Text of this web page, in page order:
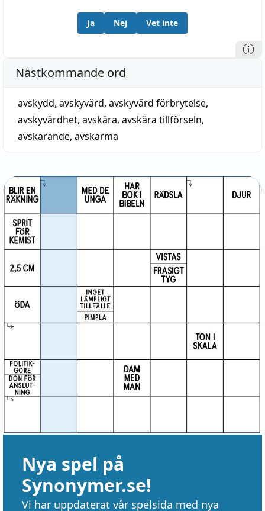
Ja Nej Vet inte
Nästkommande ord
avskydd, avskyvärd, avskyvärd förbrytelse,
avskyvärdhet, avskära, avskära tillförseln,
avskärande, avskärma
Nya spel på
Synonymer.se!
Vi har uppdaterat vår spelsida med nya